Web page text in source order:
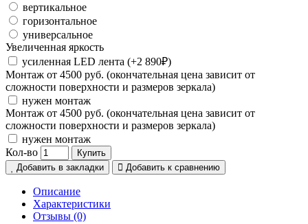
вертикальное
горизонтальное
универсальное
Увеличенная яркость
усиленная LED лента (+2 890₽)
Монтаж от 4500 руб. (окончательная цена зависит от
сложности поверхности и размеров зеркала)
нужен монтаж
Монтаж от 4500 руб. (окончательная цена зависит от
сложности поверхности и размеров зеркала)
нужен монтаж
Кол-во
Купить
Добавить в закладки
Добавить к сравнению
Описание
Характеристики
Отзывы (0)